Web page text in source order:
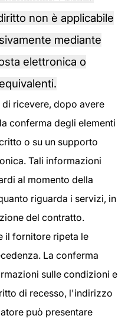
non è applicabile
mediante
elettronica o
ricevere, dopo avere
conferma degli elementi
o su un supporto
Tali informazioni
al momento della
riguarda i servizi, in
del contratto.
il fornitore ripeta le
La conferma
sulle condizioni e
di recesso, l'indirizzo
può presentare